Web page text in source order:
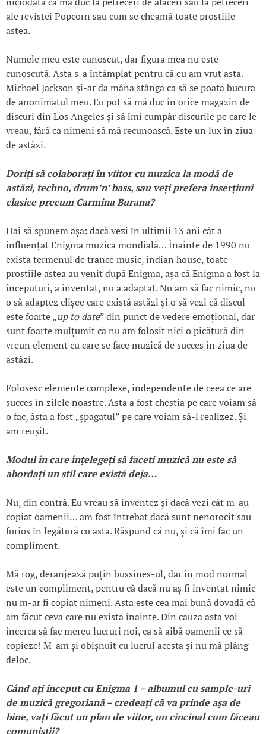
ale revistei Popcorn sau cum se cheamă toate prostiile
astea.
Numele meu este cunoscut, dar figura mea nu este
cunoscută. Asta s-a întâmplat pentru că eu am vrut asta.
Michael Jackson și-ar da mâna stângă ca să se poată bucura
de anonimatul meu. Eu pot să mă duc în orice magazin de
discuri din Los Angeles și să îmi cumpăr discurile pe care le
vreau, fără ca nimeni să mă recunoască. Este un lux în ziua
de astăzi.
Doriți să colaborațiîn viitor cu muzica la modă de
astăzi, techno, drum’n’ bass, sau veți prefera inserțiuni
clasice precum Carmina Burana?
Hai să spunem așa: dacă vezi în ultimii 13 ani cât a
influențat Enigma muzica mondială… Înainte de 1990 nu
exista termenul de trance music, indian house, toate
prostiile astea au venit după Enigma, așa că Enigma a fost la
începuturi, a inventat, nu a adaptat. Nu am să fac nimic, nu
o să adaptez clișee care există astăzi și o să vezi că discul
este foarte „up to date” din punct de vedere emoțional, dar
sunt foarte mulțumit că nu am folosit nici o picătură din
vreun element cu care se face muzică de succes în ziua de
astăzi.
Folosesc elemente complexe, independente de ceea ce are
succes în zilele noastre. Asta a fost chestia pe care voiam să
o fac, ăsta a fost „șpagatul” pe care voiam să-l realizez. Și
am reușit.
Modulîn careînțelegeți să faceti muzică nu este să
abordați un stil care există deja…
Nu, din contră. Eu vreau să inventez și dacă vezi cât m-au
copiat oamenii… am fost întrebat dacă sunt nenorocit sau
furios în legătură cu asta. Răspund că nu, și că îmi fac un
compliment.
Mă rog, deranjează puțin bussines-ul, dar în mod normal
este un compliment, pentru că dacă nu aș fi inventat nimic
nu m-ar fi copiat nimeni. Asta este cea mai bună dovadă că
am făcut ceva care nu exista înainte. Din cauza asta voi
încerca să fac mereu lucruri noi, ca să aibă oamenii ce să
copieze! M-am și obișnuit cu lucrul acesta și nu mă plâng
deloc.
Când ațiînceput cu Enigma 1 – albumul cu sample-uri
de muzică gregoriană – credeați că va prindeașa de
bine, vați făcut un plan de viitor, un cincinal cum făceau
comuniștii?